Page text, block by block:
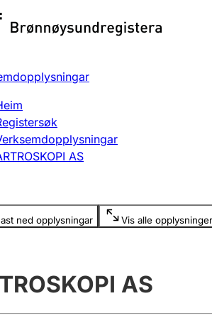
endre, slette
AS
ned opplysningar Vis alle opplysninger
er skjult
AS